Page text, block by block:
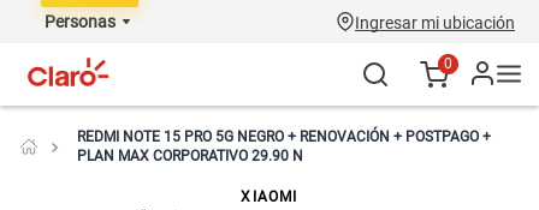
Personas Ingresar mi ubicación
0
REDMI NOTE 15 PRO 5G NEGRO + RENOVACIÓN + POSTPAGO +
PLAN MAX CORPORATIVO 29.90 N
XIAOMI